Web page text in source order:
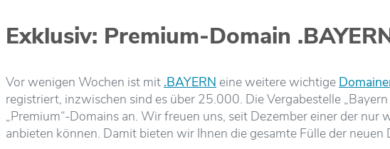
Exklusiv: Premium-Domain
Vor wenigen Wochen ist mit .BAYERN eine weitere wichtige
registriert, inzwischen sind es über 25.000. Die Vergabestelle
„Premium“-Domains an. Wir freuen uns, seit Dezember einer der
anbieten können. Damit bieten wir Ihnen die gesamte Fülle der